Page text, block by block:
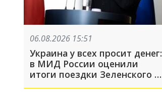
06.08.2026 15:51
Украина у всех просит денег:
в МИД России оценили
итоги поездки Зеленского в
США